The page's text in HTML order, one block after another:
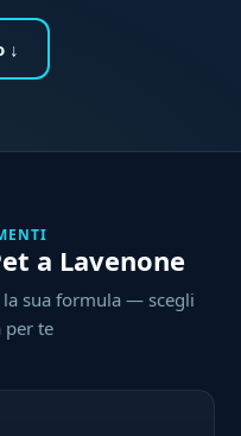
↓
a Lavenone
sua formula — scegli
per te